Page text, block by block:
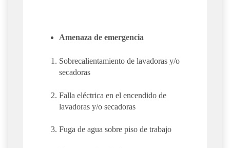
Amenaza de emergencia
Sobrecalientamiento de lavadoras y/o
secadoras
Falla eléctrica en el encendido de
lavadoras y/o secadoras
Fuga de agua sobre piso de trabajo